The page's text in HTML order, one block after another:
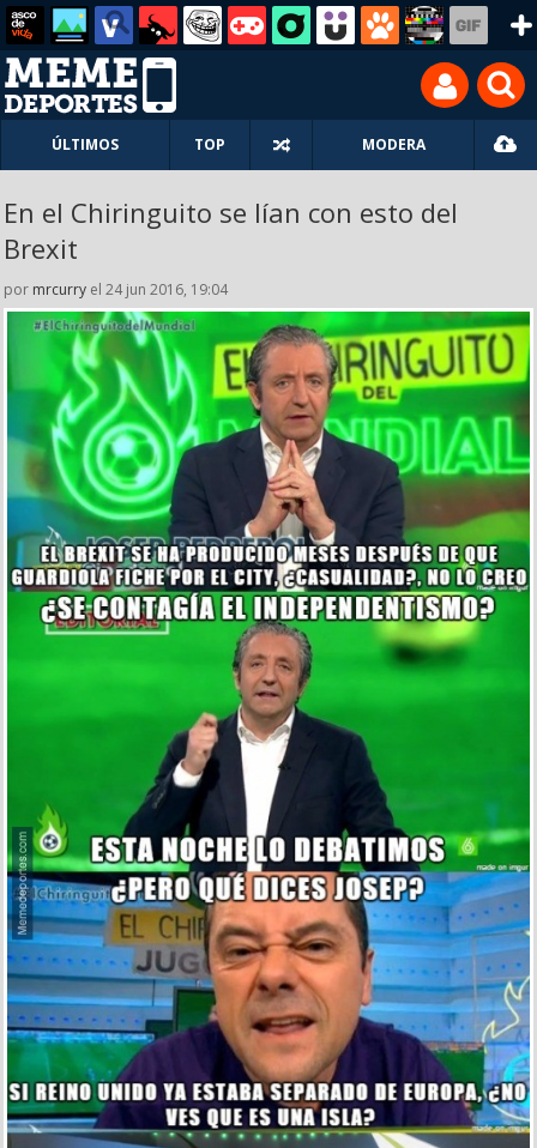
ÚLTIMOS TOP MODERA
En el Chiringuito se lían con esto del
Brexit
por mrcurry el 24 jun 2016, 19:04